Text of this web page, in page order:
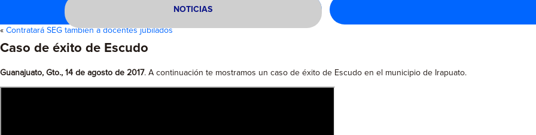
NOTICIAS
« Contratará SEG también a docentes jubilados
Caso de éxito de Escudo
Guanajuato, Gto., 14 de agosto de 2017. A continuación te mostramos un caso de éxito de Escudo en el municipio de Irapuato.